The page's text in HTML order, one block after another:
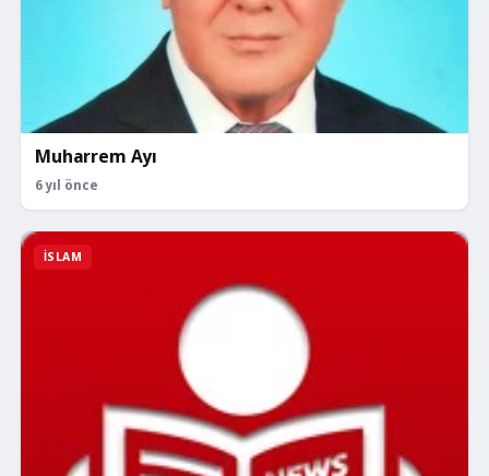
Muharrem Ayı
6 yıl önce
İSLAM